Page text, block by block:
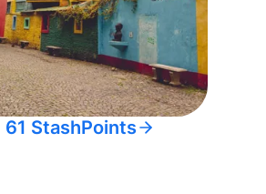
61 StashPoints